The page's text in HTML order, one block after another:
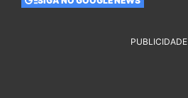
PUBLICIDADE